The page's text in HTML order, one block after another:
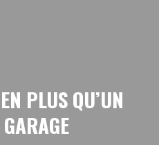
PLUS QU’UN